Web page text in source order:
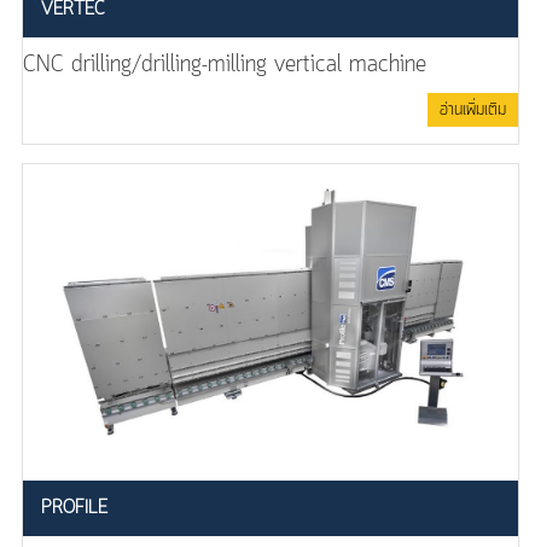
VERTEC
CNC drilling/drilling-milling vertical machine
อ่านเพิ่มเติม
PROFILE